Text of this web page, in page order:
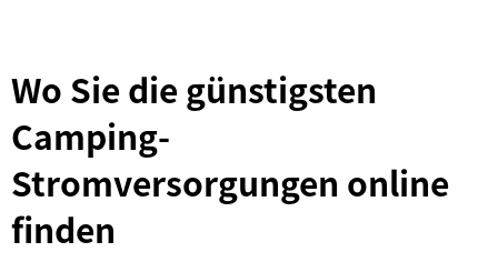
Wo Sie die günstigsten
Camping-
Stromversorgungen online
finden